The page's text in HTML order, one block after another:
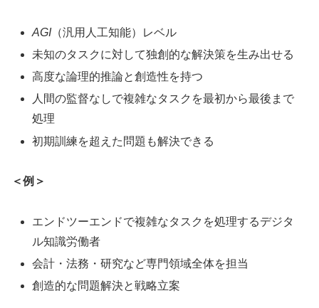
AGI（汎用人工知能）レベル
未知のタスクに対して独創的な解決策を生み出せる
高度な論理的推論と創造性を持つ
人間の監督なしで複雑なタスクを最初から最後まで
処理
初期訓練を超えた問題も解決できる
＜例＞
エンドツーエンドで複雑なタスクを処理するデジタ
ル知識労働者
会計・法務・研究など専門領域全体を担当
創造的な問題解決と戦略立案